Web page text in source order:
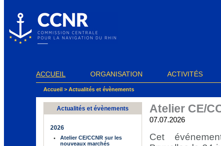
ACCUEIL ORGANISATION ACTIVITÉS
Accueil > Actualités et évènements
Actualités et évènements
2026
Atelier CE/CCNR sur les
nouveaux marchés
Atelier CE/
07.07.2026
Cet